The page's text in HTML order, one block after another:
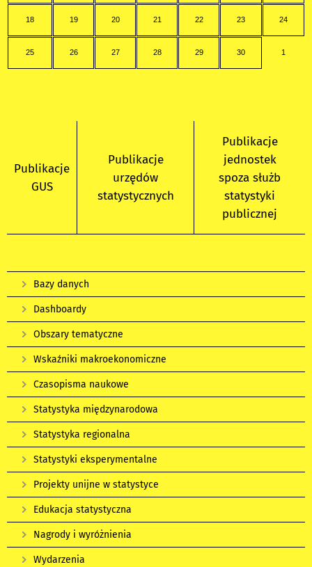
18 19 20 21 22 23 24
25 26 27 28 29 30 1
Publikacje
GUS
Publikacje
urzędów
statystycznych
Publikacje
jednostek
spoza służb
statystyki
publicznej
Bazy danych
Dashboardy
Obszary tematyczne
Wskaźniki makroekonomiczne
Czasopisma naukowe
Statystyka międzynarodowa
Statystyka regionalna
Statystyki eksperymentalne
Projekty unijne w statystyce
Edukacja statystyczna
Nagrody i wyróżnienia
Wydarzenia